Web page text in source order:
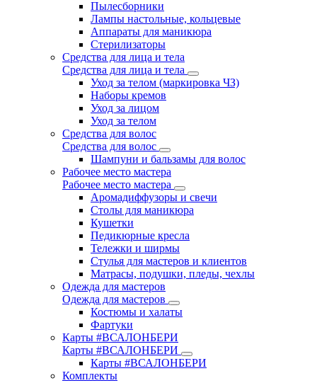
Пылесборники
Лампы настольные, кольцевые
Аппараты для маникюра
Стерилизаторы
Средства для лица и тела
Средства для лица и тела
Уход за телом (маркировка ЧЗ)
Наборы кремов
Уход за лицом
Уход за телом
Средства для волос
Средства для волос
Шампуни и бальзамы для волос
Рабочее место мастера
Рабочее место мастера
Аромадиффузоры и свечи
Столы для маникюра
Кушетки
Педикюрные кресла
Тележки и ширмы
Стулья для мастеров и клиентов
Матрасы, подушки, пледы, чехлы
Одежда для мастеров
Одежда для мастеров
Костюмы и халаты
Фартуки
Карты #ВСАЛОНБЕРИ
Карты #ВСАЛОНБЕРИ
Карты #ВСАЛОНБЕРИ
Комплекты